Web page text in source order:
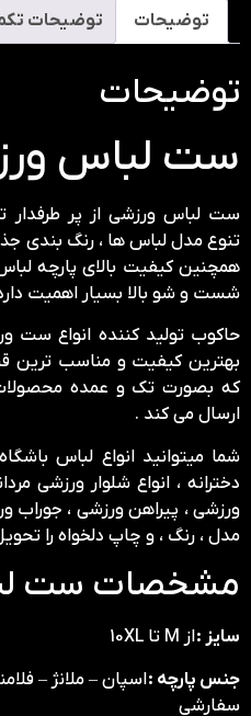
توضیحات توضیحات
توضیحات
ست لباس
ست لباس ورزشی از پر طرفدار
تنوع مدل لباس ها ، رنگ بندی
همچنین کیفیت بالای پارچه
شست و شو بالا بسیار اهمیت
حاکوب تولید کننده انواع ست
بهترین کیفیت و مناسب ترین
که بصورت تک و عمده محصولات
ارسال می کند .
شما میتوانید انواع لباس
دخترانه ، انواع شلوار ورزشی
ورزشی ، پیراهن ورزشی ، جوراب
مدل ، رنگ ، و چاپ دلخواه را
مشخصات ست
سایز :از M تا 10XL
جنس پارچه :اسپان – ملانژ –
سفارشی